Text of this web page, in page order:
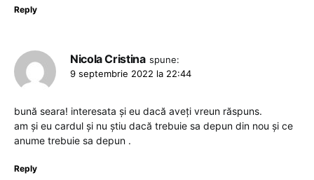
Reply
Nicola Cristina spune:
9 septembrie 2022 la 22:44
bună seara! interesata și eu dacă aveți vreun răspuns.
am și eu cardul și nu știu dacă trebuie sa depun din nou și ce
anume trebuie sa depun .
Reply